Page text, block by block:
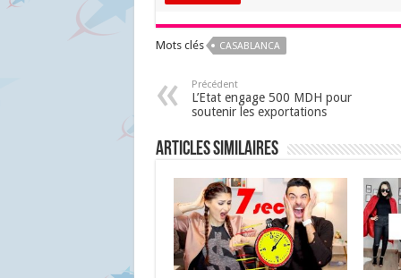
Mots clés CASABLANCA
Précédent
L’Etat engage 500 MDH pour
soutenir les exportations
Articles similaires